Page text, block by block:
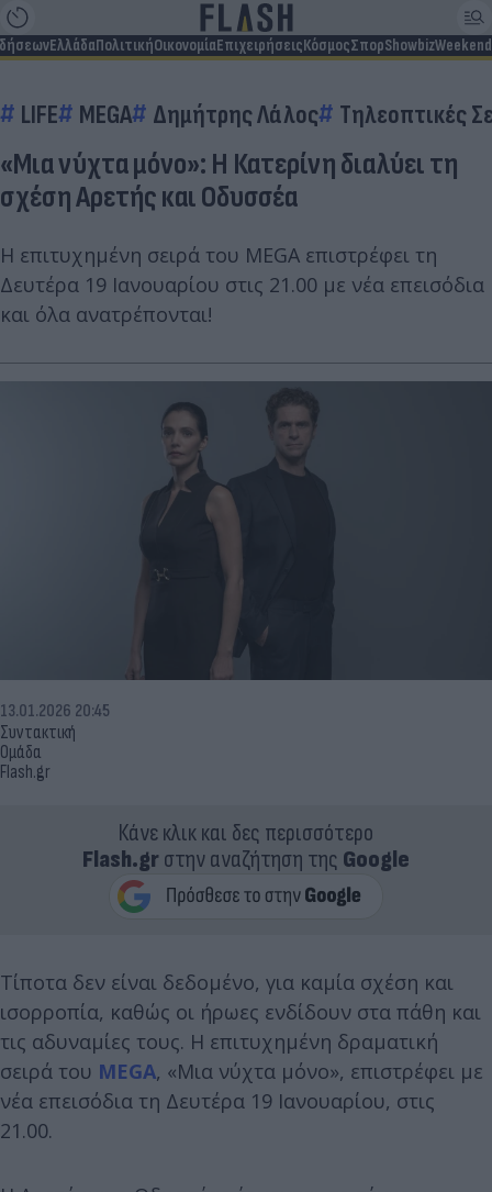
ΕλλάδαΠολιτικήΟικονομίαΕπιχειρήσειςΚόσμοςΣπορShowbizWeekend
LIFE MEGA Δημήτρης Λάλος Τηλεοπτικές
«Μια νύχτα μόνο»: Η Κατερίνη διαλύει τη
σχέση Αρετής και Οδυσσέα
Η επιτυχημένη σειρά του MEGA επιστρέφει τη
Δευτέρα 19 Ιανουαρίου στις 21.00 με νέα επεισόδια
και όλα ανατρέπονται!
Συντακτική
Ομάδα
Flash.gr
13.01.2026 20:45
Κάνε κλικ και δες περισσότερο
Flash.grστην αναζήτηση της Google
Τίποτα δεν είναι δεδομένο, για καμία σχέση και
ισορροπία, καθώς οι ήρωες ενδίδουν στα πάθη και
τις αδυναμίες τους. Η επιτυχημένη δραματική
σειρά του MEGA, «Μια νύχτα μόνο», επιστρέφει με
νέα επεισόδια τη Δευτέρα 19 Ιανουαρίου, στις
21.00.